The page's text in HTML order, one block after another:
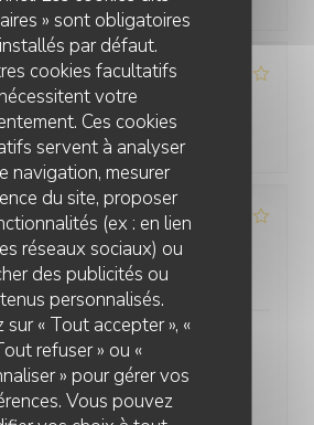
» sont obligatoires
par défaut.
cookies facultatifs
nécessitent votre
Ces cookies
servent à analyser
navigation, mesurer
du site, proposer
(ex : en lien
réseaux sociaux) ou
des publicités ou
personnalisés.
sur « Tout accepter », «
refuser » ou «
» pour gérer vos
Vous pouvez
Couverts 6
:4 /5 Cuisine: 4/5 Qualité / Prix
Couverts 3
: 4/5 Cuisine:4/5 Qualité / Prix
plats, cadre très agréable mais 1h
et le plat n’est pas acceptable,